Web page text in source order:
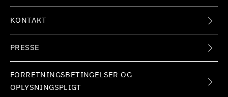
KONTAKT
PRESSE
FORRETNINGSBETINGELSER OG
OPLYSNINGSPLIGT